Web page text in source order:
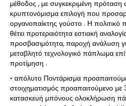
μέθοδος , με συγκεκριμένη
κρυπτονόμισμα επιλογή που
οργανοπαίκτης γούστο . Η
θέτει προτεραιότητα εστιακή
προσβασιμότητα, παροχή ανάλυση
μεταβλητό τεχνολογικό πάπλωμα
προτίμηση .
• απόλυτο Ποντάρισμα
στοιχηματισμός προαπαιτούμενο
κατασκευή μπόνους ολοκλήρωση